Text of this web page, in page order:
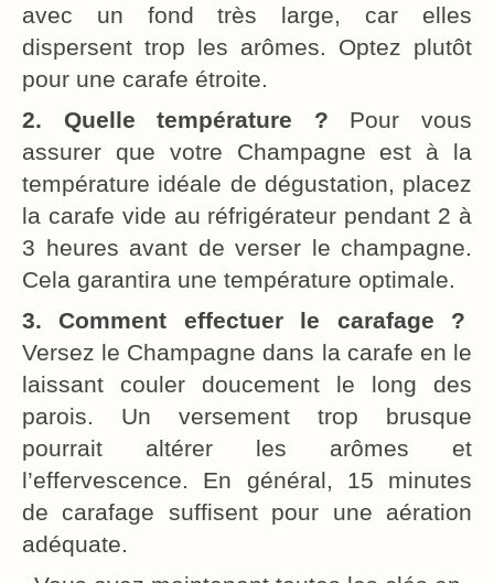
avec un fond très large, car elles
dispersent trop les arômes. Optez plutôt
pour une carafe étroite.
2. Quelle température ? Pour vous
assurer que votre Champagne est à la
température idéale de dégustation, placez
la carafe vide au réfrigérateur pendant 2 à
3 heures avant de verser le champagne.
Cela garantira une température optimale.
3. Comment effectuer le carafage ?
Versez le Champagne dans la carafe en le
laissant couler doucement le long des
parois. Un versement trop brusque
pourrait altérer les arômes et
l’effervescence. En général, 15 minutes
de carafage suffisent pour une aération
adéquate.